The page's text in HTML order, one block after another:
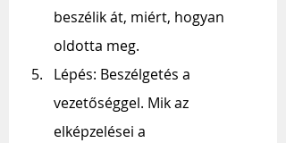
beszélik át, miért, hogyan
oldotta meg.
Lépés: Beszélgetés a
vezetőséggel. Mik az
elképzelései a